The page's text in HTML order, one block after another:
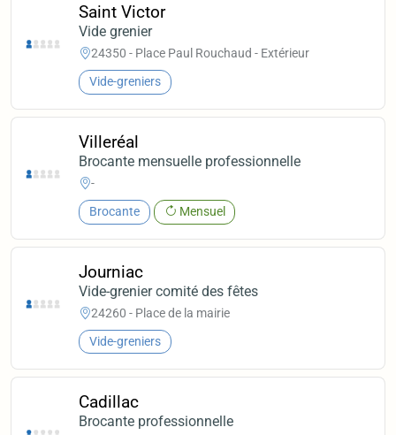
Saint Victor
Vide grenier
24350 - Place Paul Rouchaud - Extérieur
Vide-greniers
Villeréal
Brocante mensuelle professionnelle
-
Brocante Mensuel
Journiac
Vide-grenier comité des fêtes
24260 - Place de la mairie
Vide-greniers
Cadillac
Brocante professionnelle